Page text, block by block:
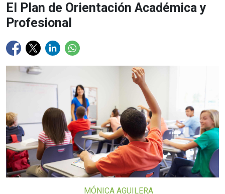
El Plan de Orientación Académica y
Profesional
MÓNICA AGUILERA